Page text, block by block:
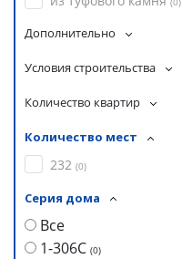
Дополнительно
Условия строительства
Количество квартир
Количество мест
232 (0)
Серия дома
Все
1-306С (0)